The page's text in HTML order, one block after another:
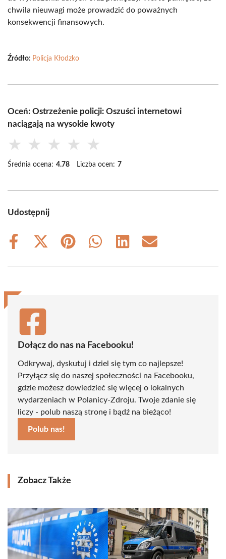
chwila nieuwagi może prowadzić do poważnych
konsekwencji finansowych.
Źródło: Policja Kłodzko
Oceń: Ostrzeżenie policji: Oszuści internetowi
naciągają na wysokie kwoty
★ ★ ★ ★ ★
Średnia ocena: 4.78 Liczba ocen: 7
Udostępnij
Share
Share
(Twitter)
Share
Share
Share
Share
Dołącz do nas na Facebooku!
Odkrywaj, dyskutuj i dziel się tym co najlepsze!
Przyłącz się do naszej społeczności na Facebooku,
gdzie możesz dowiedzieć się więcej o lokalnych
wydarzeniach w Polanicy-Zdroju. Twoje zdanie się
liczy - polub naszą stronę i bądź na bieżąco!
Polub nas!
Zobacz Także